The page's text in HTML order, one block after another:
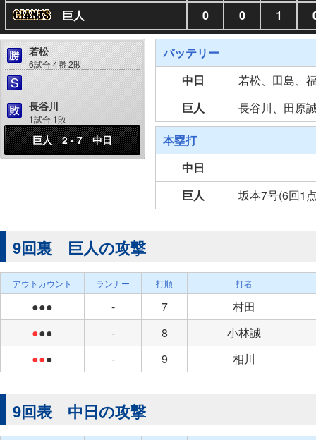
巨人
0 0 1
若松
6試合 4勝 2敗
長谷川
1試合 1敗
巨人 2 - 7 中日
バッテリー
中日
若松、田島、
巨人
長谷川、田原
本塁打
中日
巨人
坂本7号(6回1
9回裏 巨人の攻撃
アウトカウント ランナー 打順 打者
●●● - 7
村田
●●● - 8
小林誠
●●● - 9 相川
9回表 中日の攻撃